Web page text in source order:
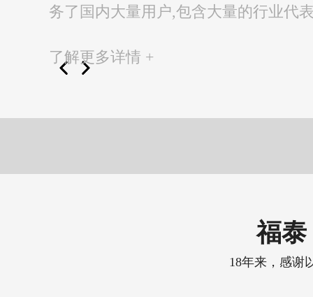
务了国内大量用户,包含大量的行业代
了解更多详情 +
福泰
18年来，感谢